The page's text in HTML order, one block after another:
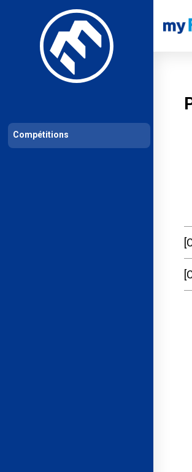
Les compétitions Calendrier de compétitions
Compétitions